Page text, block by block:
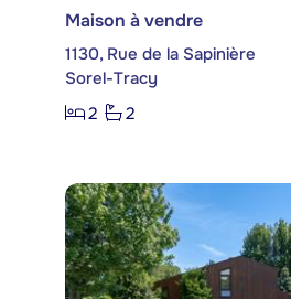
Maison à vendre
1130, Rue de la Sapinière
Sorel-Tracy
2
2